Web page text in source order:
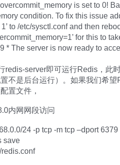
is set to 0!
condition. To fix this issue
to /etc/sysctl.conf and then
for this to
* The server is now ready to
redis-server即可运行Redis，此
不是后台运行）。如果我们希望
置文件，
内网网段访问
24 -p tcp -m tcp –dport 6379
save